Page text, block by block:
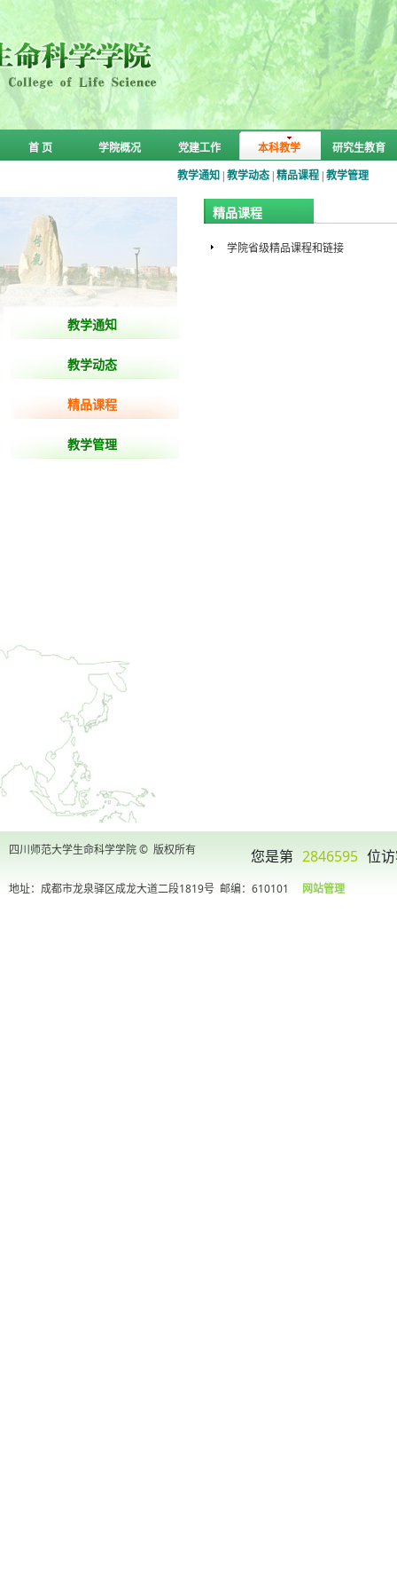
首 页 学院概况 党建工作 本科教学 研究生教育
教学通知 教学动态 精品课程 教学管理
教学通知
教学动态
精品课程
教学管理
精品课程
学院省级精品课程和链接
四川师范大学生命科学学院 © 版权所有
地址：成都市龙泉驿区成龙大道二段1819号 邮编：610101 网站管理
您是第 2846595 位